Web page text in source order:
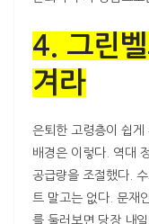
4. 그린
겨라
은퇴한 고령층이 쉽게
배경은 이렇다. 역대
공급량을 조절했다.
트 말고는 없다. 문재
를 둘러보면 당장 내